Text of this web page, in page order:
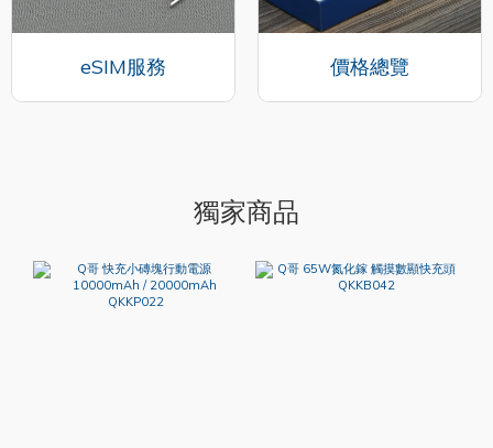
eSIM服務 價格總覽
獨家商品